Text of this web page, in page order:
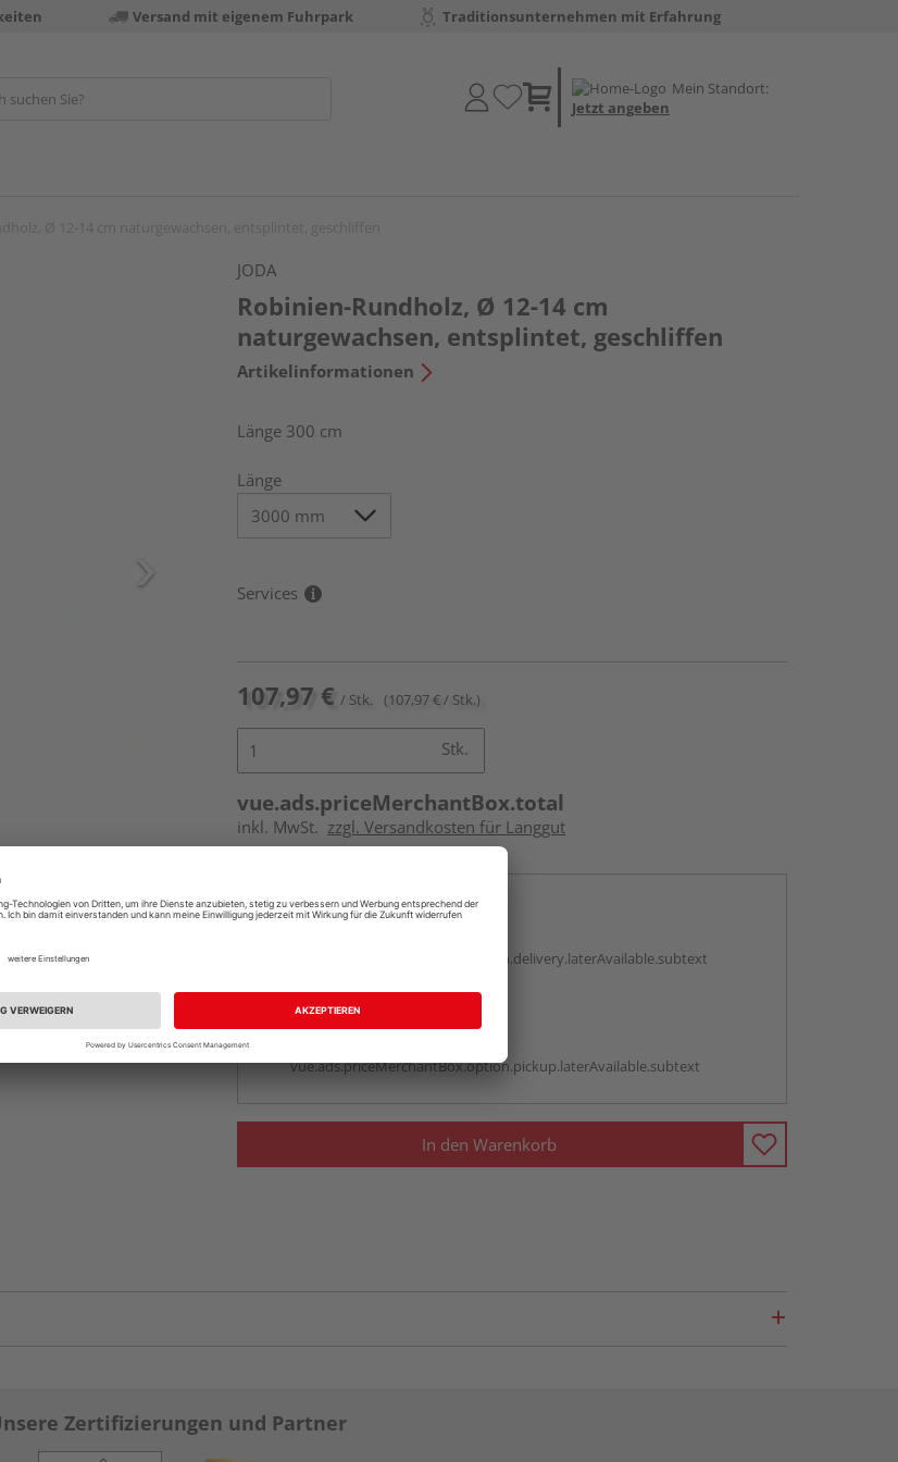
Versand mit eigenem Fuhrpark Traditionsunternehmen mit Erfahrung
Mein Standort:
Jetzt angeben
JODA
Robinien-Rundholz, Ø 12-14 cm
naturgewachsen, entsplintet, geschliffen
Artikelinformationen
Länge 300 cm
Länge
Services
107,97 € / Stk. (107,97 € / Stk.)
Stk.
vue.ads.priceMerchantBox.total
inkl. MwSt.zzgl. Versandkosten für Langgut
Online bestellen
vue.ads.priceMerchantBox.option.delivery.laterAvailable.subtext
Beim Händler abholen
vue.ads.priceMerchantBox.option.pickup.laterAvailable.subtext
In den Warenkorb
Zertifizierungen und Partner